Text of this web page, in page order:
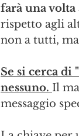
farà una
rispetto agli
non a tutti,
Se si cerca di
nessuno. Il
messaggio